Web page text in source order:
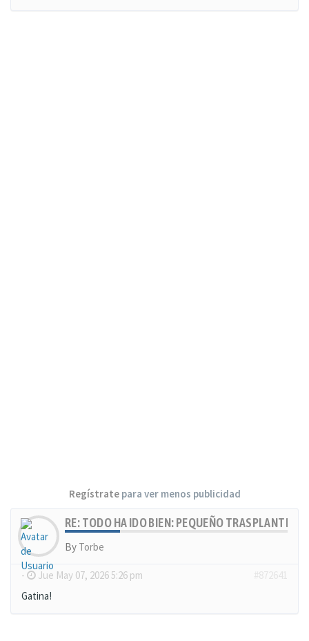
Regístratepara ver menos publicidad
RE: TODO HA IDO BIEN: PEQUEÑO TRASPLANTE,
By Torbe
- Jue May 07, 2026 5:26 pm
Gatina!